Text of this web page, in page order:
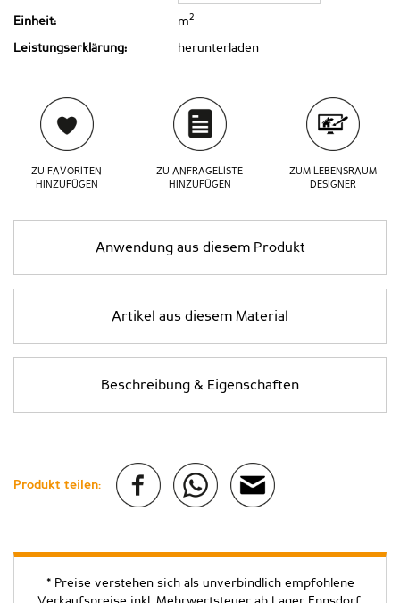
Einheit: m2
Leistungserklärung: herunterladen
ZU FAVORITEN
HINZUFÜGEN
ZU ANFRAGELISTE
HINZUFÜGEN
ZUM LEBENSRAUM
DESIGNER
Anwendung aus diesem Produkt
Artikel aus diesem Material
Beschreibung & Eigenschaften
Produkt teilen:
* Preise verstehen sich als unverbindlich empfohlene